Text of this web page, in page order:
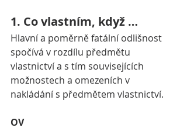
1. Co vlastním, když …
Hlavní a poměrně fatální odlišnost
spočívá v rozdílu předmětu
vlastnictví a s tím souvisejících
možnostech a omezeních v
nakládání s předmětem vlastnictví.
OV